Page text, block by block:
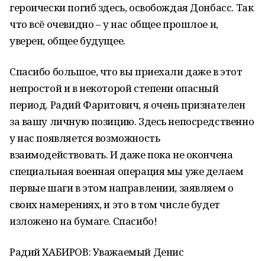
героически погиб здесь, освобождая Донбасс. Так
что всё очевидно – у нас общее прошлое и,
уверен, общее будущее.
Спасибо большое, что вы приехали даже в этот
непростой и в некоторой степени опасный
период. Радий Фаритович, я очень признателен
за вашу личную позицию. Здесь непосредственно
у нас появляется возможность
взаимодействовать. И даже пока не окончена
специальная военная операция мы уже делаем
первые шаги в этом направлении, заявляем о
своих намерениях, и это в том числе будет
изложено на бумаге. Спасибо!
Радий ХАБИРОВ: Уважаемый Денис